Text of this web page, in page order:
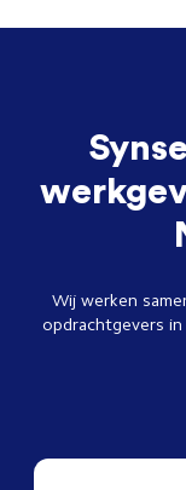
Wij werken
opdrachtgevers